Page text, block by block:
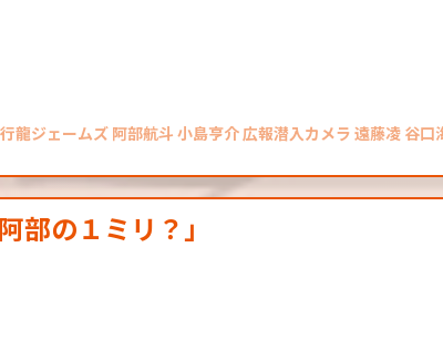
龍ジェームズ 阿部航斗 小島亨介 広報潜入カメラ 遠藤凌 谷口
部の１ミリ？」